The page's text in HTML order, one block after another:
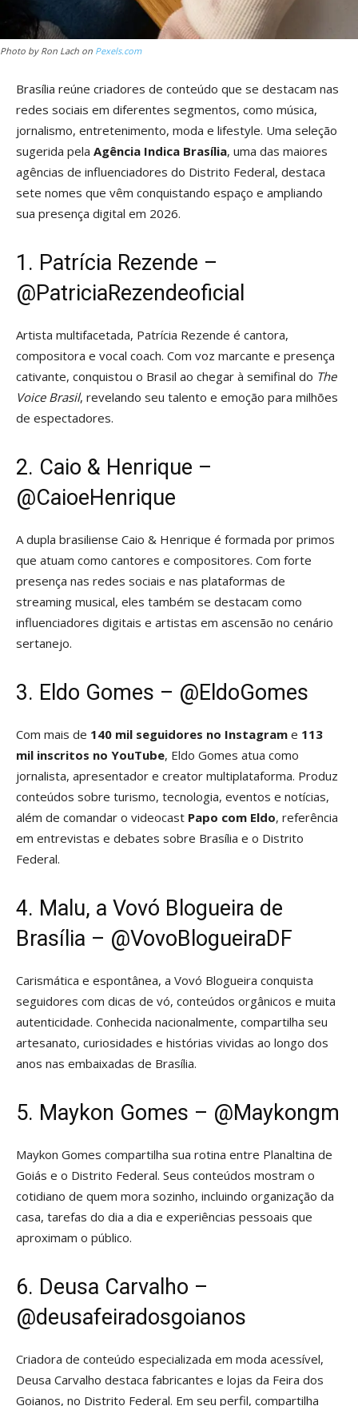
Photo by Ron Lach on Pexels.com
Brasília reúne criadores de conteúdo que se destacam nas
redes sociais em diferentes segmentos, como música,
jornalismo, entretenimento, moda e lifestyle. Uma seleção
sugerida pela Agência Indica Brasília, uma das maiores
agências de influenciadores do Distrito Federal, destaca
sete nomes que vêm conquistando espaço e ampliando
sua presença digital em 2026.
1. Patrícia Rezende –
@PatriciaRezendeoficial
Artista multifacetada, Patrícia Rezende é cantora,
compositora e vocal coach. Com voz marcante e presença
cativante, conquistou o Brasil ao chegar à semifinal do The
Voice Brasil, revelando seu talento e emoção para milhões
de espectadores.
2. Caio & Henrique –
@CaioeHenrique
A dupla brasiliense Caio & Henrique é formada por primos
que atuam como cantores e compositores. Com forte
presença nas redes sociais e nas plataformas de
streaming musical, eles também se destacam como
influenciadores digitais e artistas em ascensão no cenário
sertanejo.
3. Eldo Gomes – @EldoGomes
Com mais de 140 mil seguidores no Instagram e 113
mil inscritos no YouTube, Eldo Gomes atua como
jornalista, apresentador e creator multiplataforma. Produz
conteúdos sobre turismo, tecnologia, eventos e notícias,
além de comandar o videocast Papo com Eldo, referência
em entrevistas e debates sobre Brasília e o Distrito
Federal.
4. Malu, a Vovó Blogueira de
Brasília – @VovoBlogueiraDF
Carismática e espontânea, a Vovó Blogueira conquista
seguidores com dicas de vó, conteúdos orgânicos e muita
autenticidade. Conhecida nacionalmente, compartilha seu
artesanato, curiosidades e histórias vividas ao longo dos
anos nas embaixadas de Brasília.
5. Maykon Gomes – @Maykongm
Maykon Gomes compartilha sua rotina entre Planaltina de
Goiás e o Distrito Federal. Seus conteúdos mostram o
cotidiano de quem mora sozinho, incluindo organização da
casa, tarefas do dia a dia e experiências pessoais que
aproximam o público.
6. Deusa Carvalho –
@deusafeiradosgoianos
Criadora de conteúdo especializada em moda acessível,
Deusa Carvalho destaca fabricantes e lojas da Feira dos
Goianos, no Distrito Federal. Em seu perfil, compartilha